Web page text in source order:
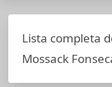
Lista completa
Mossack